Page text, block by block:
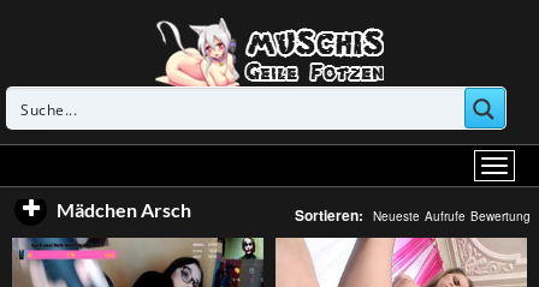
Mädchen Arsch Sortieren: Neueste Aufrufe Bewertung